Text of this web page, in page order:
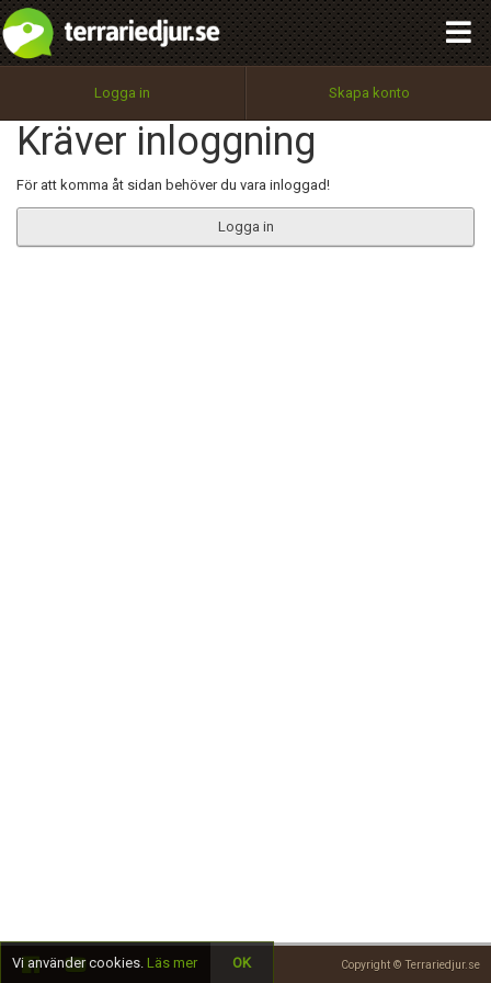
Logga in Skapa konto
Kräver inloggning
För att komma åt sidan behöver du vara inloggad!
Logga in
Copyright © Terrariedjur.se
Utför
100%
OK
integritetspolicy
Namn:
Epost:
Begär nytt lösenord
Tillbaka till förstasidan
Vi använder cookies. Läs mer OK